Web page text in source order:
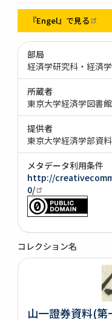
『Engel』で見る
部局
経済学研究科・経済
所蔵者
東京大学経済学図書館
提供者
東京大学経済学部資
メタデータ利用条件
http://
0/
コレクション名
山一證券資料(